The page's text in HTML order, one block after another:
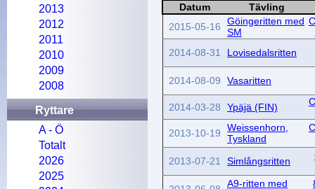
Datum
Tävling
2015-05-16
Göingeritten med
SM
2014-08-31
Lovisedalsritten
2014-08-09 Vasaritten
2014-03-28 Ypäjä (FIN)
2013-10-19
Weissenhorn,
Tyskland
2013-07-21 Simlångsritten
A9-ritten med
2013
2012
2011
2010
2009
2008
Ryttare
A - Ö
Totalt
2026
2025